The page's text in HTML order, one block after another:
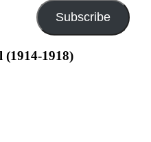
Subscribe
1918)